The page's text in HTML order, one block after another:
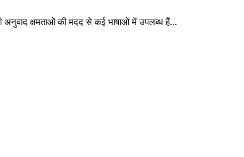
अनुवाद क्षमताओं की मदद से कई भाषाओं में उपलब्ध हैं...